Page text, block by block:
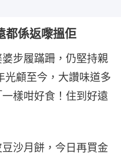
都係返嚟搵佢
步履蹣跚，仍堅持親
光顧至今，大讚味道多
樣咁好食！住到好遠
沙月餅，今日再買金